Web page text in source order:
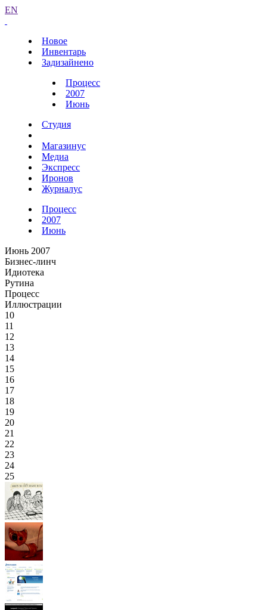
EN
Новое
Инвентарь
Задизайнено
Процесс
2007
Июнь
Студия
Магазинус
Медиа
Экспресс
Иронов
Журналус
Процесс
2007
Июнь
Июнь 2007
Бизнес-линч
Идиотека
Рутина
Процесс
Иллюстрации
10
11
12
13
14
15
16
17
18
19
20
21
22
23
24
25